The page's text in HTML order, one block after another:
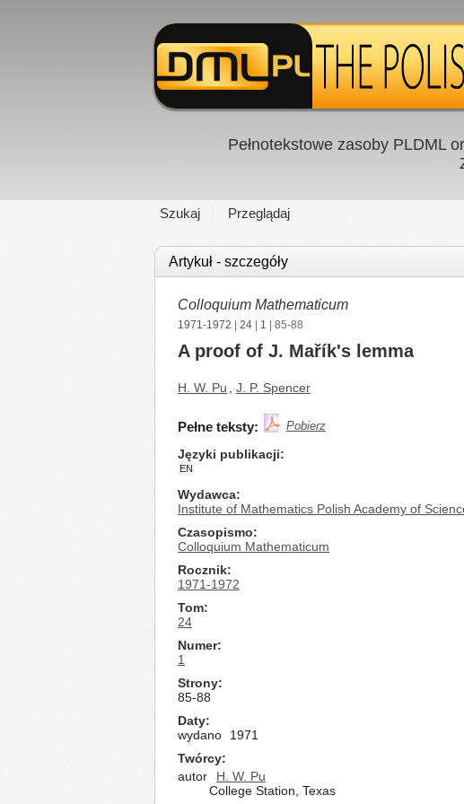
Pełnotekstowe zasoby PLDML
Szukaj Przeglądaj
Artykuł - szczegóły
Colloquium Mathematicum
1971-1972 24 1 | 85-88
A proof of J. Mařík's lemma
H. W. Pu J. P. Spencer
Pełne teksty: Pobierz
Języki publikacji
EN
Wydawca
Institute of Mathematics Polish Academy of
Czasopismo
Colloquium Mathematicum
Rocznik
1971-1972
Tom
24
Numer
1
Strony
85-88
Daty
wydano
1971
Twórcy
autor
H. W. Pu
College Station, Texas